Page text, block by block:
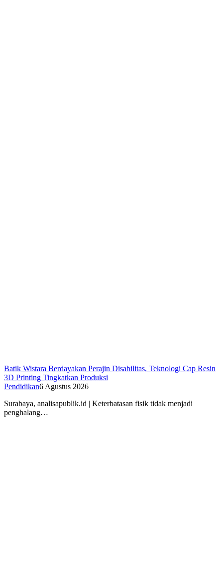
Batik Wistara Berdayakan Perajin Disabilitas, Teknologi Cap Resin
3D Printing Tingkatkan Produksi
Pendidikan6 Agustus 2026
Surabaya, analisapublik.id | Keterbatasan fisik tidak menjadi
penghalang…